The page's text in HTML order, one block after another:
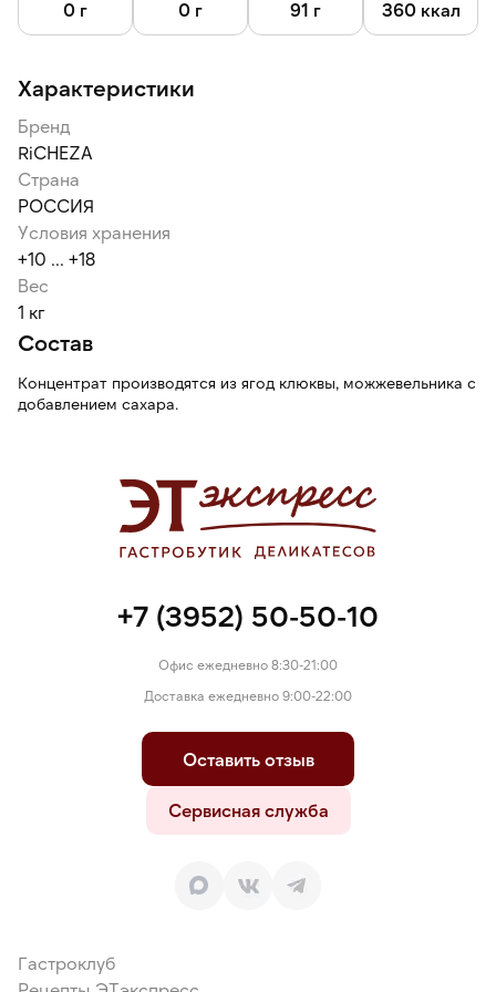
0 г 0 г 91 г 360 ккал
Характеристики
Бренд
RiCHEZA
Страна
РОССИЯ
Условия хранения
+10 ... +18
Вес
1 кг
Состав
Концентрат производятся из ягод клюквы, можжевельника с
добавлением сахара.
+7 (3952) 50-50-10
Офис ежедневно 8:30-21:00
Доставка ежедневно 9:00-22:00
Оставить отзыв
Сервисная служба
Гастроклуб